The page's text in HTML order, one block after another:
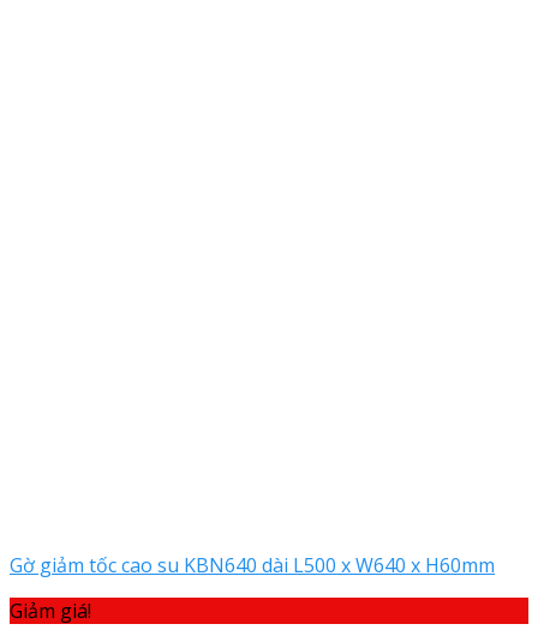
Gờ giảm tốc cao su KBN640 dài L500 x W640 x H60mm
Giảm giá!